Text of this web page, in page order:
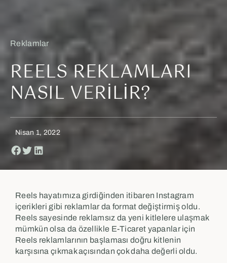
Reklamlar
REELS REKLAMLARI
NASIL VERILIR?
Nisan 1, 2022
Reels hayatımıza girdiğinden itibaren Instagram
içerikleri gibi reklamlar da format değiştirmiş oldu.
Reels sayesinde reklamsız da yeni kitlelere ulaşmak
mümkün olsa da özellikle E-Ticaret yapanlar için
Reels reklamlarının başlaması doğru kitlenin
karşısına çıkmak açısından çok daha değerli oldu.